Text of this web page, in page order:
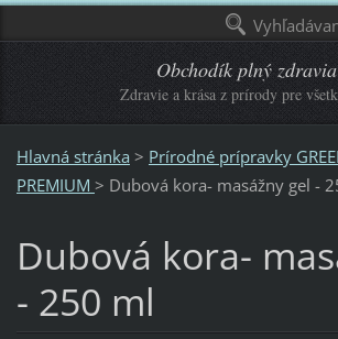
Obchodík plný zdravia
Zdravie a krása z prírody pre
Hlavná stránka > Prírodné prípravky
PREMIUM > Dubová kora- masážny gel -
Dubová kora-
- 250 ml